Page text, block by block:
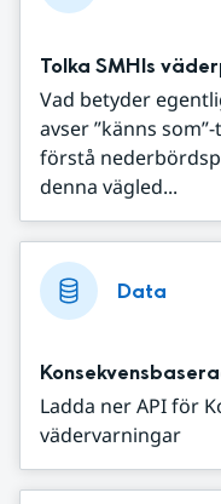
Tolka SMHIs
Vad betyder
avser ”känns
förstå
denna vägled...
Data
Ladda ner API för
vädervarningar